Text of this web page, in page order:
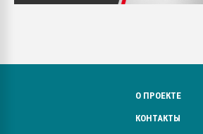
О ПРОЕКТЕ
КОНТАКТЫ